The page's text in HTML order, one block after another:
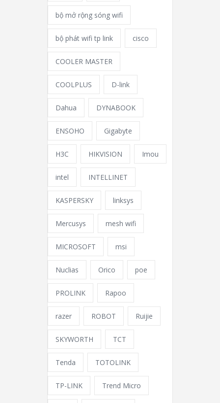
bộ mở rộng sóng wifi
bộ phát wifi tp link cisco
COOLER MASTER
COOLPLUS D-link
Dahua DYNABOOK
ENSOHO Gigabyte
H3C HIKVISION Imou
intel INTELLINET
KASPERSKY linksys
Mercusys mesh wifi
MICROSOFT msi
Nuclias Orico poe
PROLINK Rapoo
razer ROBOT Ruijie
SKYWORTH TCT
Tenda TOTOLINK
TP-LINK Trend Micro